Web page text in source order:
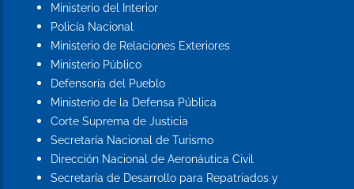
Ministerio del Interior
Policía Nacional
Ministerio de Relaciones Exteriores
Ministerio Público
Defensoría del Pueblo
Ministerio de la Defensa Pública
Corte Suprema de Justicia
Secretaría Nacional de Turismo
Dirección Nacional de Aeronáutica Civil
Secretaría de Desarrollo para Repatriados y